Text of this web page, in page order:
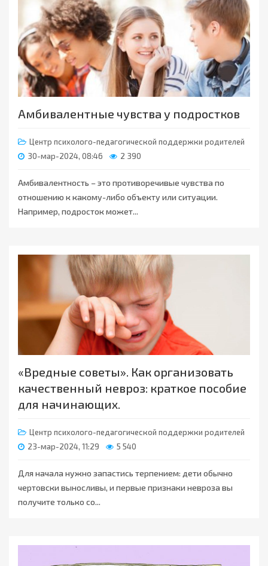
Амбивалентные чувства у подростков
Центр психолого-педагогической поддержки родителей
30-мар-2024, 08:46
2 390
Амбивалентность – это противоречивые чувства по
отношению к какому-либо объекту или ситуации.
Например, подросток может...
«Вредные советы». Как организовать
качественный невроз: краткое пособие
для начинающих.
Центр психолого-педагогической поддержки родителей
23-мар-2024, 11:29
5 540
Для начала нужно запастись терпением: дети обычно
чертовски выносливы, и первые признаки невроза вы
получите только со...